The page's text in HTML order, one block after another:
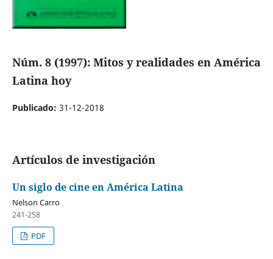
Núm. 8 (1997): Mitos y realidades en América
Latina hoy
Publicado: 31-12-2018
Artículos de investigación
Un siglo de cine en América Latina
Nelson Carro
241-258
PDF